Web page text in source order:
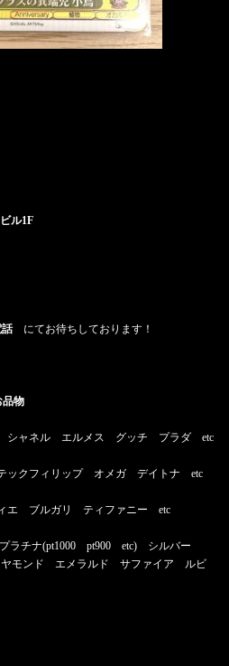
ル1F
話にてお待ちしております！
品物
シャネル エルメス グッチ プラダ etc
クフィリップ オメガ デイトナ etc
エ ブルガリ ティファニー etc
チナ(pt1000 pt900 etc) シルバー
モンド エメラルド サファイア ルビ